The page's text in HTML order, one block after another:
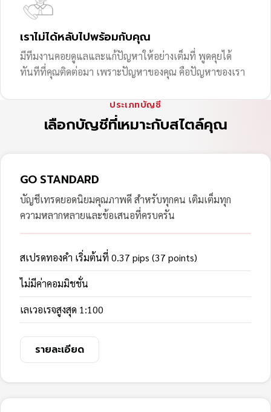
เราไม่ได้หลับไปพร้อมกับคุณ
มีทีมงานคอยดูแลและแก้ปัญหาให้อย่างเต็มที่ พูดคุยได้
ทันทีที่คุณติดต่อมา เพราะปัญหาของคุณ คือปัญหาของเรา
ประเภทบัญชี
เลือกบัญชีที่เหมาะกับสไตล์คุณ
GO STANDARD
บัญชีเทรดยอดนิยมคุณภาพดี สำหรับทุกคน เติมเต็มทุก
ความหลากหลายและข้อเสนอที่ครบครัน
สเปรดทองคำ เริ่มต้นที่ 0.37 pips (37 points)
ไม่มีค่าคอมมิชชั่น
เลเวอเรจสูงสุด 1:100
รายละเอียด